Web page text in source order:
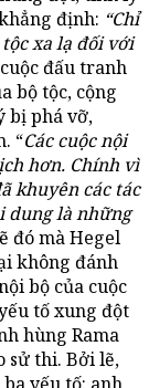
định: “Chỉ
xa lạ đối với
đấu tranh
bộ tộc, cộng
bị phá vỡ,
“Các cuộc nội
hơn. Chính vì
khuyên các tác
dung là những
đó mà Hegel
không đánh
bộ của cuộc
tố xung đột
hùng Rama
sử thi. Bởi lẽ,
yếu tố: anh